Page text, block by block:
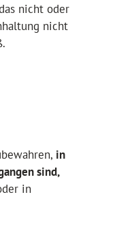
nicht oder
nicht
in
sind,
in